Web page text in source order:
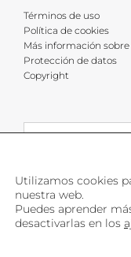
Términos de uso
Política de cookies
Más información sobre
Protección de datos
Copyright
Buscar:
Utilizamos cookies
nuestra web.
Puedes aprender
desactivarlas en los